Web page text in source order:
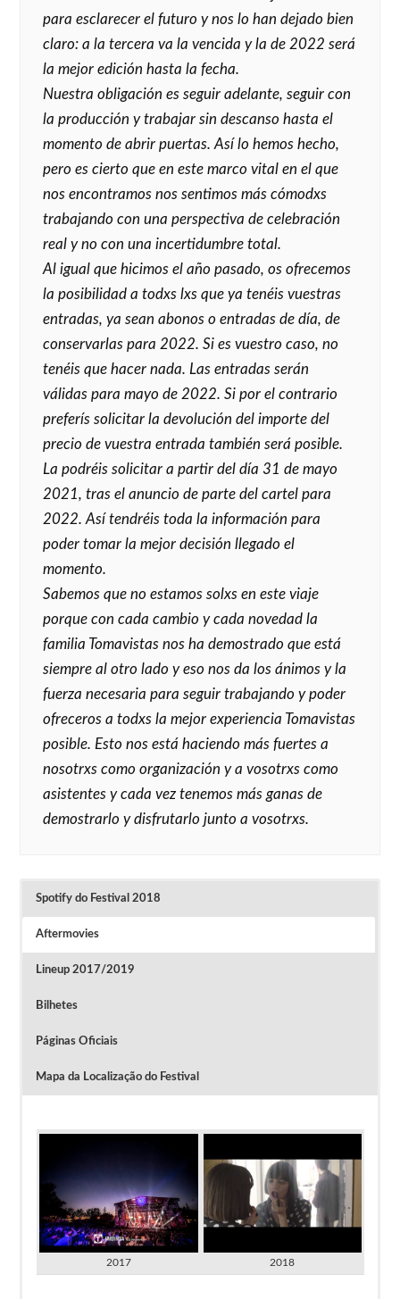
para esclarecer el futuro y nos lo han dejado bien
claro: a la tercera va la vencida y la de 2022 será
la mejor edición hasta la fecha.
Nuestra obligación es seguir adelante, seguir con
la producción y trabajar sin descanso hasta el
momento de abrir puertas. Así lo hemos hecho,
pero es cierto que en este marco vital en el que
nos encontramos nos sentimos más cómodxs
trabajando con una perspectiva de celebración
real y no con una incertidumbre total.
Al igual que hicimos el año pasado, os ofrecemos
la posibilidad a todxs lxs que ya tenéis vuestras
entradas, ya sean abonos o entradas de día, de
conservarlas para 2022. Si es vuestro caso, no
tenéis que hacer nada. Las entradas serán
válidas para mayo de 2022. Si por el contrario
preferís solicitar la devolución del importe del
precio de vuestra entrada también será posible.
La podréis solicitar a partir del día 31 de mayo
2021, tras el anuncio de parte del cartel para
2022. Así tendréis toda la información para
poder tomar la mejor decisión llegado el
momento.
Sabemos que no estamos solxs en este viaje
porque con cada cambio y cada novedad la
familia Tomavistas nos ha demostrado que está
siempre al otro lado y eso nos da los ánimos y la
fuerza necesaria para seguir trabajando y poder
ofreceros a todxs la mejor experiencia Tomavistas
posible. Esto nos está haciendo más fuertes a
nosotrxs como organización y a vosotrxs como
asistentes y cada vez tenemos más ganas de
demostrarlo y disfrutarlo junto a vosotrxs.
Spotify do Festival 2018
Aftermovies
Lineup 2017/2019
Bilhetes
Páginas Oficiais
Mapa da Localização do Festival
2017 2018